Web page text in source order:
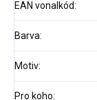
EAN vonalkód:
Barva:
Motiv:
Pro koho: